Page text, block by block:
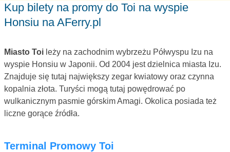
Kup bilety na promy do Toi na wyspie
Honsiu na AFerry.pl
Miasto Toi leży na zachodnim wybrzeżu Półwyspu Izu na
wyspie Honsiu w Japonii. Od 2004 jest dzielnica miasta Izu.
Znajduje się tutaj największy zegar kwiatowy oraz czynna
kopalnia złota. Turyści mogą tutaj powędrować po
wulkanicznym pasmie górskim Amagi. Okolica posiada też
liczne gorące źródła.
Terminal Promowy Toi